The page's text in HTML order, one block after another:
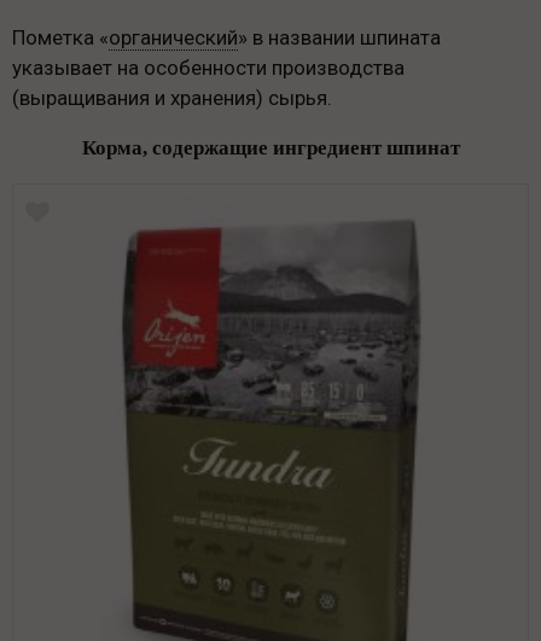
Пометка «органический» в названии шпината
указывает на особенности производства
(выращивания и хранения) сырья.
Корма, содержащие ингредиент шпинат